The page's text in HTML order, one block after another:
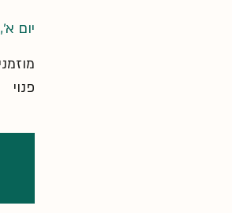
יום א׳, 06 ביולי
פנוי